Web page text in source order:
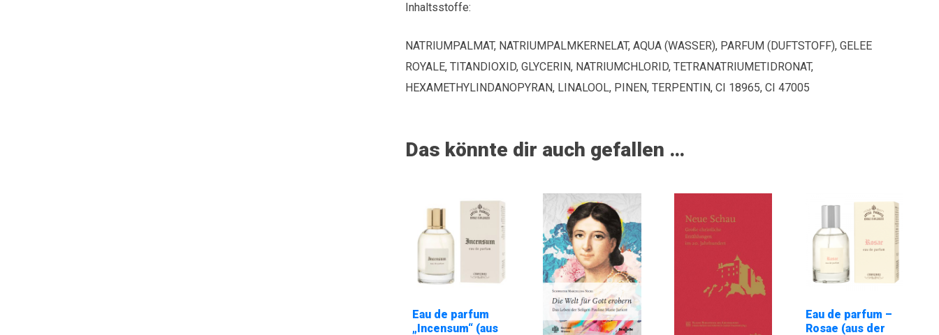
Camaldoli)
Inhaltsstoffe:
NATRIUMPALMAT, NATRIUMPALMKERNELAT, AQUA (WASSER), PARFUM (DUFTSTOFF), GELEE
ROYALE, TITANDIOXID, GLYCERIN, NATRIUMCHLORID, TETRANATRIUMETIDRONAT,
HEXAMETHYLINDANOPYRAN, LINALOOL, PINEN, TERPENTIN, CI 18965, CI 47005
Das könnte dir auch gefallen …
Eau de parfum
„Incensum“ (aus
Eau de parfum –
Rosae (aus der